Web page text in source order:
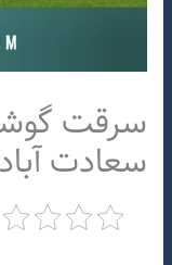
سرقت
سعادت